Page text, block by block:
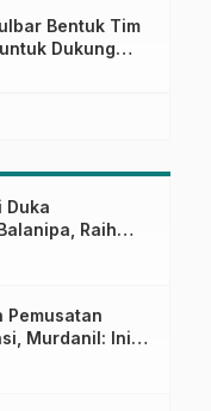
Bentuk Tim
Dukung
di
Duka
Raih
Pemusatan
Murdanil: Ini
Hingga